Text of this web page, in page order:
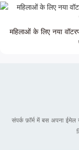
महिलाओं के लिए नया
संपर्क फ़ॉर्म में बस अपना ईमेल